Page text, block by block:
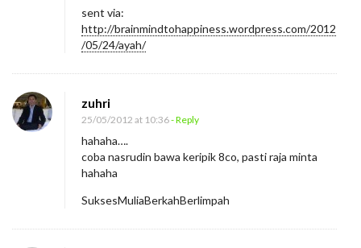
sent via:
http://brainmindtohappiness.wordpress.com/2012
/05/24/ayah/
zuhri
25/05/2012 at 10:36- Reply
hahaha….
coba nasrudin bawa keripik 8co, pasti raja minta
hahaha
SuksesMuliaBerkahBerlimpah